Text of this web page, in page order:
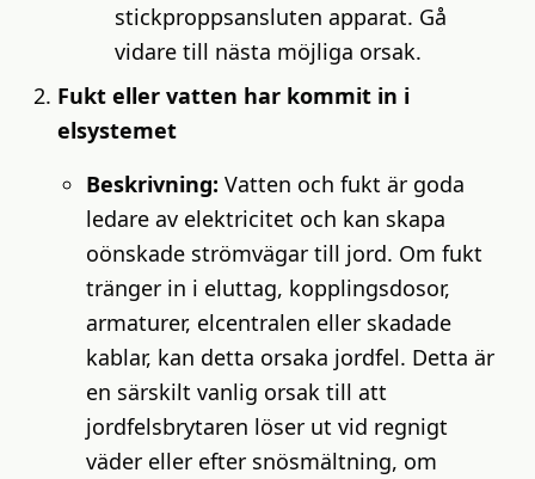
stickproppsansluten apparat. Gå
vidare till nästa möjliga orsak.
Fukt eller vatten har kommit in i
elsystemet
Beskrivning: Vatten och fukt är goda
ledare av elektricitet och kan skapa
oönskade strömvägar till jord. Om fukt
tränger in i eluttag, kopplingsdosor,
armaturer, elcentralen eller skadade
kablar, kan detta orsaka jordfel. Detta är
en särskilt vanlig orsak till att
jordfelsbrytaren löser ut vid regnigt
väder eller efter snösmältning, om